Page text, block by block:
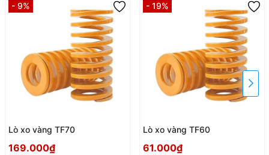
- 9%
Lò xo vàng TF70
169.000₫
- 19%
Lò xo vàng TF60
61.000₫